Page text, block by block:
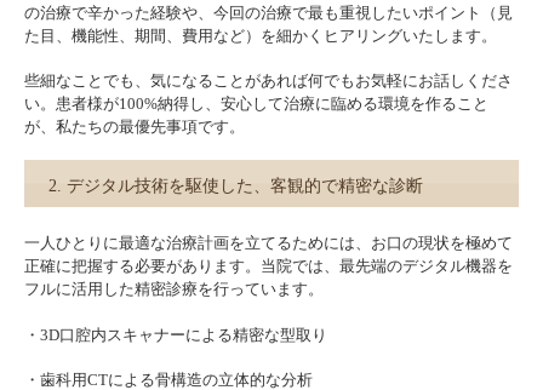
の治療で辛かった経験や、今回の治療で最も重視したいポイント（見
た目、機能性、期間、費用など）を細かくヒアリングいたします。
些細なことでも、気になることがあれば何でもお気軽にお話しくださ
い。患者様が100%納得し、安心して治療に臨める環境を作ること
が、私たちの最優先事項です。
2. デジタル技術を駆使した、客観的で精密な診断
一人ひとりに最適な治療計画を立てるためには、お口の現状を極めて
正確に把握する必要があります。当院では、最先端のデジタル機器を
フルに活用した精密診療を行っています。
・3D口腔内スキャナーによる精密な型取り
・歯科用CTによる骨構造の立体的な分析